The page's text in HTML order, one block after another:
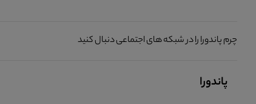
چرم پاندورا را در شبکه های اجتماعی دنبال کنید
پاندورا